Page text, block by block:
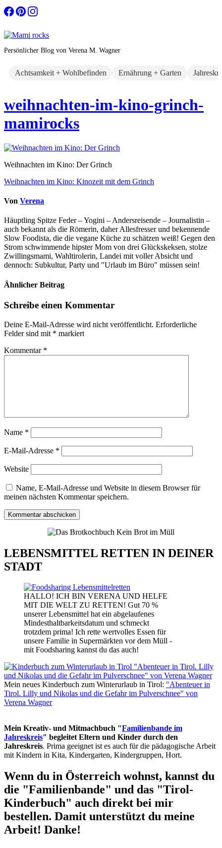
Zum
Inhalt
Persönlicher Blog von Verena M. Wagner
Achtsamkeit + Wohlbefinden Ernährung + Garten
weihnachten-im-kino-grinch-
mamirocks
Weihnachten im Kino: Der Grinch
Beitragsnavigation
Weihnachten im Kino: Kinozeit mit dem Grinch
Von Verena
Häuptling Spitze Feder – Yogini – Andersreisende – Journalistin –
auch bekannt als die Römerin, daher Allesfresser und bekennende
Slow Foodista, die die vegane Küche zu schätzen weiß! Gegen den
Strom schwimmende hipster Mom von drei Glückskeksen, stolze
Zwillingsmami, Wahltirolerin, Landei mit voller Absicht und
dennoch: Subkultur, Party und "Urlaub im Büro" müssen sein!
Ähnlicher Beitrag
Schreibe einen Kommentar
Deine E-Mail-Adresse wird nicht veröffentlicht. Erforderliche
Felder sind mit * markiert
Kommentar *
Name *
E-Mail-Adresse *
Website
Name, E-Mail-Adresse und Website in diesem Browser für
meinen nächsten Kommentar speichern.
LEBENSMITTEL RETTEN IN DEINER
STADT
HALLO! ICH BIN VERENA UND HELFE
MIT DIE WELT ZU RETTEN! Gut 70 %
unserer Lebensmittel hat ein abgelaufenes
Mindesthaltbarkeitsdatum und schmeckt
trotzdem prima! Ich rette wertvolles Essen für
unsere Familie in Supermärkten vor dem Müll -
mit Foodsharing kannst du das auch!
Mein neues Kinderbuch zum Winterurlaub in Tirol: "Abenteuer in
Tirol. Lilly und Nikolas und die Gefahr im Pulverschnee" von
Verena Wagner
Mein Kreativ- und Mitmachbuch "Familienbande im
Jahreskreis" begleitet Eltern und Kinder durch den
Jahreskreis. Prima geeignet ist es auch für die pädagogische Arbeit
mit Kindern in Kita, Kindergarten, Kindergruppen, Hort.
Wenn du in Österreich wohnst, kannst du
die "Familienbande" und das "Tirol-
Kinderbuch" auch direkt bei mir
bestellen. Damit unterstützt du meine
Arbeit! Danke!